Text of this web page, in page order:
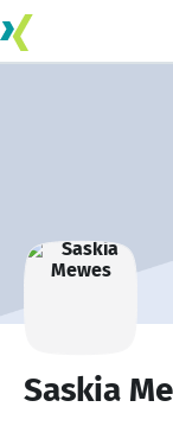
Saskia